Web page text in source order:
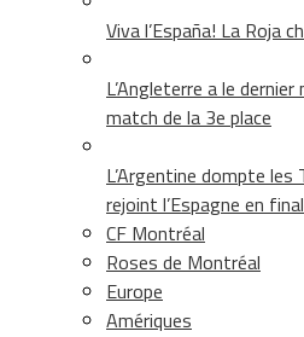
Viva l’España! La Roja
L’Angleterre a le
match de la 3e place
L’Argentine dompte
rejoint l’Espagne en
CF Montréal
Roses de Montréal
Europe
Amériques